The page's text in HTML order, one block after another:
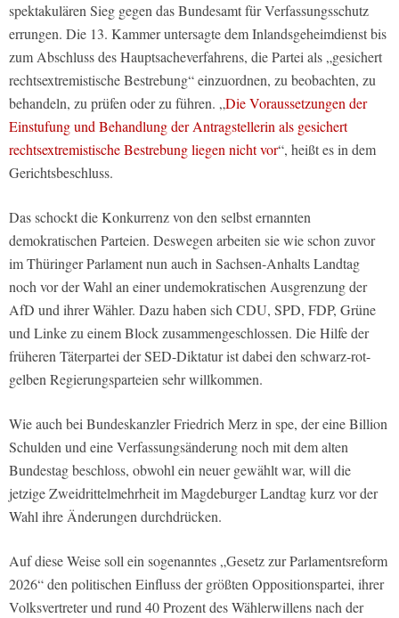
spektakulären Sieg gegen das Bundesamt für Verfassungsschutz
errungen. Die 13. Kammer untersagte dem Inlandsgeheimdienst bis
zum Abschluss des Hauptsacheverfahrens, die Partei als „gesichert
rechtsextremistische Bestrebung“ einzuordnen, zu beobachten, zu
behandeln, zu prüfen oder zu führen. „Die Voraussetzungen der
Einstufung und Behandlung der Antragstellerin als gesichert
rechtsextremistische Bestrebung liegen nicht vor“, heißt es in dem
Gerichtsbeschluss.
Das schockt die Konkurrenz von den selbst ernannten
demokratischen Parteien. Deswegen arbeiten sie wie schon zuvor
im Thüringer Parlament nun auch in Sachsen-Anhalts Landtag
noch vor der Wahl an einer undemokratischen Ausgrenzung der
AfD und ihrer Wähler. Dazu haben sich CDU, SPD, FDP, Grüne
und Linke zu einem Block zusammengeschlossen. Die Hilfe der
früheren Täterpartei der SED-Diktatur ist dabei den schwarz-rot-
gelben Regierungsparteien sehr willkommen.
Wie auch bei Bundeskanzler Friedrich Merz in spe, der eine Billion
Schulden und eine Verfassungsänderung noch mit dem alten
Bundestag beschloss, obwohl ein neuer gewählt war, will die
jetzige Zweidrittelmehrheit im Magdeburger Landtag kurz vor der
Wahl ihre Änderungen durchdrücken.
Auf diese Weise soll ein sogenanntes „Gesetz zur Parlamentsreform
2026“ den politischen Einfluss der größten Oppositionspartei, ihrer
Volksvertreter und rund 40 Prozent des Wählerwillens nach der